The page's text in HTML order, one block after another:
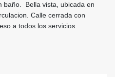
baño. Bella vista, ubicada en
Calle cerrada con
a todos los servicios.